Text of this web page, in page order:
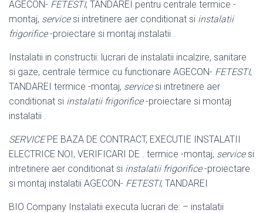
AGECON- FETESTI, TANDAREI pentru centrale termice -
montaj, servicesi intretinere aer conditionat si instalatii
frigorifice-proiectare si montaj instalatii .
Instalatii in constructii: lucrari de instalatii incalzire, sanitare
si gaze, centrale termice cu functionare AGECON- FETESTI,
TANDAREI termice -montaj, servicesi intretinere aer
conditionat si instalatii frigorifice-proiectare si montaj
instalatii .
SERVICEPE BAZA DE CONTRACT, EXECUTIE INSTALATII
ELECTRICE NOI, VERIFICARI DE . termice -montaj, servicesi
intretinere aer conditionat si instalatii frigorifice-proiectare
si montaj instalatii AGECON- FETESTI, TANDAREI
BIO Company Instalatii executa lucrari de: – instalatii